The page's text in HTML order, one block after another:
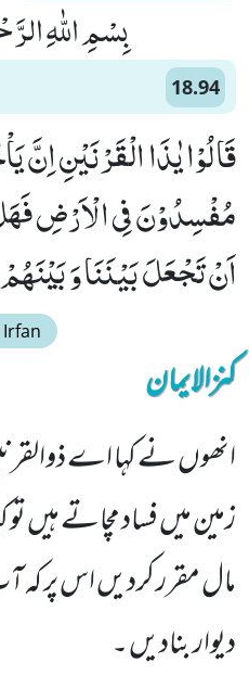
بِسْمِ اللّٰهِ
18.94
قَالُوْا یٰذَا الْقَرْنَیْنِ
مُفْسِدُوْنَ فِی الْاَرْضِ
اَنْ تَجْعَلَ بَیْنَنَا وَ بَیْنَهُمْ
کنزالایمان
انھوں نے کہا اے
زمین میں فساد مچاتے ہیں
مال مقرر کردیں اس پر
دیوار بنادیں ۔